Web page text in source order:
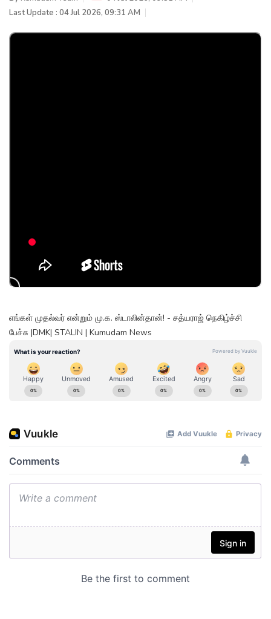
Last Update : 04 Jul 2026, 09:31 AM
எங்கள் முதல்வர் என்றும் மு.க. ஸ்டாலின்தான்! - சத்யராஜ் நெகிழ்ச்சி
பேச்சு |DMK| STALIN | Kumudam News